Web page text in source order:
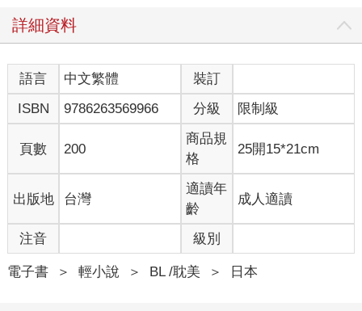
即將產生變化時，身體會莫名躁熱，下腹也會隱隱抽疼。此為前
哥，他們會教導你們消解的方法。
最後，當露荼到來時――你們馬上就會知道。
更不用說找到阿邇達時，你們一定會明白。那是一種衝擊，是一
種激情。自心底湧現的熾熱情感，猛烈得恰似憤怒，又苦澀得好
似悲傷，亦令人聯想到歡愉的享受。
雖然要壓抑這股慾望並不容易，但仍必須克制自己才行。因為我
們並非獸類，不能單方面地為所欲為。
不過若遇見真正的阿邇達，對方的身體理應會出現同樣的變化。
只要確信彼此互為阿邇達，就再也不需要壓抑了。
當阿邇達與阿邇達合而為一時，一個新的世界於焉誕生。
詳細資料
語言 中文繁體
裝訂
ISBN
9786263569966 分級 限制級
頁數 200
商品規
格
25開15*21cm
出版地 台灣
適讀年
齡
成人適讀
注音 級別
電子書 ＞ 輕小說 ＞ BL /耽美 ＞ 日本